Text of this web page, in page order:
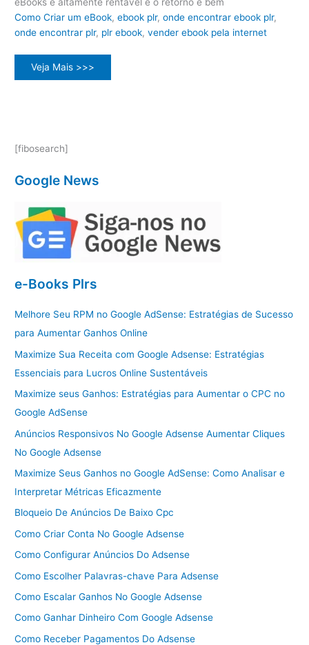
eBooks é altamente rentável e o retorno é bem
Como Criar um eBook,ebook plr,onde encontrar ebook plr,
onde encontrar plr, plr ebook,vender ebook pela internet
eBook
Esportes
Veja Mais >>>
[fibosearch]
Google News
e-Books Plrs
Melhore Seu RPM no Google AdSense: Estratégias de Sucesso
para Aumentar Ganhos Online
Maximize Sua Receita com Google Adsense: Estratégias
Essenciais para Lucros Online Sustentáveis
Maximize seus Ganhos: Estratégias para Aumentar o CPC no
Google AdSense
Anúncios Responsivos No Google Adsense Aumentar Cliques
No Google Adsense
Maximize Seus Ganhos no Google AdSense: Como Analisar e
Interpretar Métricas Eficazmente
Bloqueio De Anúncios De Baixo Cpc
Como Criar Conta No Google Adsense
Como Configurar Anúncios Do Adsense
Como Escolher Palavras-chave Para Adsense
Como Escalar Ganhos No Google Adsense
Como Ganhar Dinheiro Com Google Adsense
Como Receber Pagamentos Do Adsense